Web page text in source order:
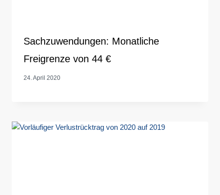
Sachzuwendungen: Monatliche
Freigrenze von 44 €
24. April 2020